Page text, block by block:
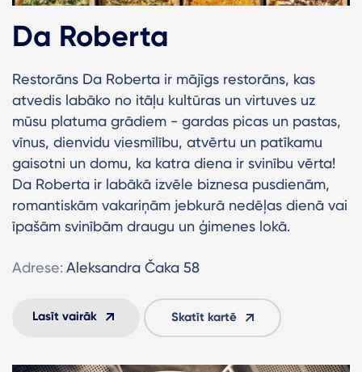
Da Roberta
Restorāns Da Roberta ir mājīgs restorāns, kas
atvedis labāko no itāļu kultūras un virtuves uz
mūsu platuma grādiem - gardas picas un pastas,
vīnus, dienvidu viesmīlību, atvērtu un patīkamu
gaisotni un domu, ka katra diena ir svinību vērta!
Da Roberta ir labākā izvēle biznesa pusdienām,
romantiskām vakariņām jebkurā nedēļas dienā vai
īpašām svinībām draugu un ģimenes lokā.
Adrese: Aleksandra Čaka 58
Lasīt vairāk Skatīt kartē